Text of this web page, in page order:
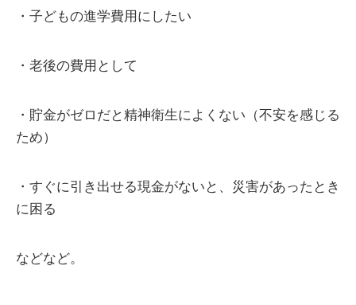
・子どもの進学費用にしたい
・老後の費用として
・貯金がゼロだと精神衛生によくない（不安を感じる
ため）
・すぐに引き出せる現金がないと、災害があったとき
に困る
などなど。